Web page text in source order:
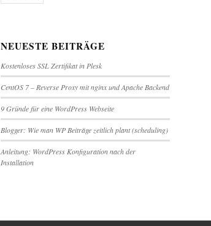
NEUESTE BEITRÄGE
Kostenloses SSL Zertifikat in Plesk
CentOS 7 – Reverse Proxy mit nginx und Apache Backend
9 Gründe für eine WordPress Webseite
Blogger: Wie man WP Beiträge zeitlich plant (scheduling)
Anleitung: WordPress Konfiguration nach der
Installation